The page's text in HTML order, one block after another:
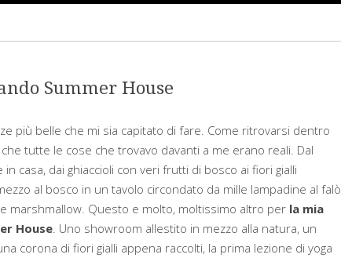
Summer House
più belle che mi sia capitato di fare. Come ritrovarsi dentro
tutte le cose che trovavo davanti a me erano reali. Dal
casa, dai ghiaccioli con veri frutti di bosco ai fiori gialli
al bosco in un tavolo circondato da mille lampadine al falò
marshmallow. Questo e molto, moltissimo altro per la mia
House. Uno showroom allestito in mezzo alla natura, un
corona di fiori gialli appena raccolti, la prima lezione di yoga